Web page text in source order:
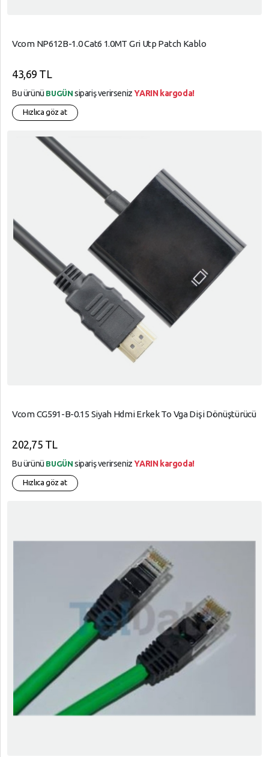
Vcom NP612B-1.0 Cat6 1.0MT Gri Utp Patch Kablo
43,69 TL
Bu ürünü BUGÜN sipariş verirsenizYARIN kargoda!
Hızlıca göz at
Vcom CG591-B-0.15 Siyah Hdmi Erkek To Vga Dişi Dönüştürücü
202,75 TL
Bu ürünü BUGÜN sipariş verirsenizYARIN kargoda!
Hızlıca göz at